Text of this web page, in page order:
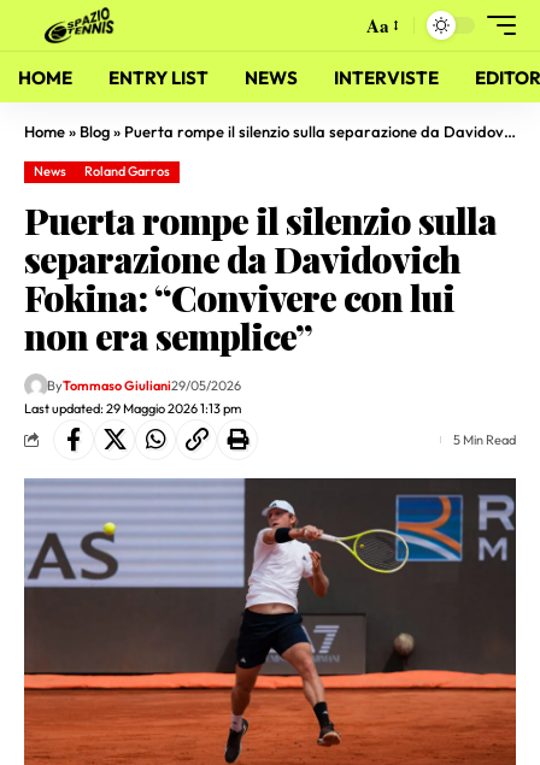
Aa
HOME ENTRY LIST NEWS INTERVISTE
Home» Blog» Puerta rompe il silenzio sulla separazione da Davidovich Fokina: “Convivere con lui non era semplice”
News Roland Garros
Puerta rompe il silenzio sulla
separazione da Davidovich
Fokina: “Convivere con lui
non era semplice”
Last updated: 29 Maggio 2026 1:13 pm
ByTommaso Giuliani29/05/2026
5 Min Read